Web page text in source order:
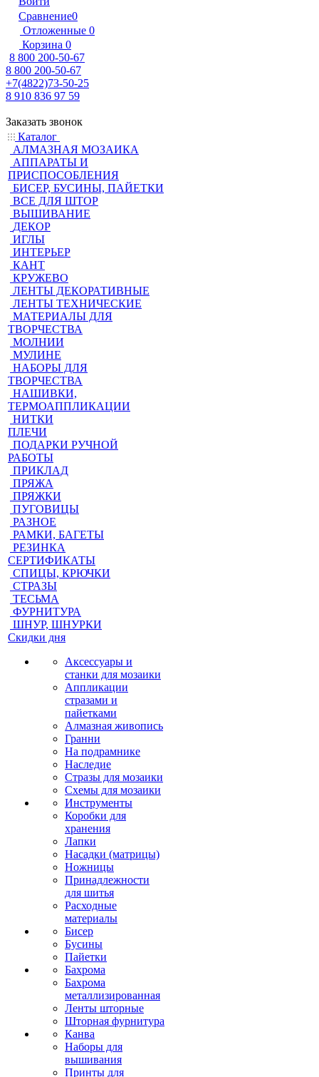
Сравнение0
Отложенные 0
Корзина 0
8 800 200-50-67
8 800 200-50-67
+7(4822)73-50-25
8 910 836 97 59
Заказать звонок
Каталог
АЛМАЗНАЯ МОЗАИКА
АППАРАТЫ И
ПРИСПОСОБЛЕНИЯ
БИСЕР, БУСИНЫ, ПАЙЕТКИ
ВСЕ ДЛЯ ШТОР
ВЫШИВАНИЕ
ДЕКОР
ИГЛЫ
ИНТЕРЬЕР
КАНТ
КРУЖЕВО
ЛЕНТЫ ДЕКОРАТИВНЫЕ
ЛЕНТЫ ТЕХНИЧЕСКИЕ
МАТЕРИАЛЫ ДЛЯ
ТВОРЧЕСТВА
МОЛНИИ
МУЛИНЕ
НАБОРЫ ДЛЯ
ТВОРЧЕСТВА
НАШИВКИ,
ТЕРМОАППЛИКАЦИИ
НИТКИ
ПЛЕЧИ
ПОДАРКИ РУЧНОЙ
РАБОТЫ
ПРИКЛАД
ПРЯЖА
ПРЯЖКИ
ПУГОВИЦЫ
РАЗНОЕ
РАМКИ, БАГЕТЫ
РЕЗИНКА
СЕРТИФИКАТЫ
СПИЦЫ, КРЮЧКИ
СТРАЗЫ
ТЕСЬМА
ФУРНИТУРА
ШНУР, ШНУРКИ
Скидки дня
Аксессуары и
станки для мозаики
Аппликации
стразами и
пайетками
Алмазная живопись
Гранни
На подрамнике
Наследие
Стразы для мозаики
Схемы для мозаики
Инструменты
Коробки для
хранения
Лапки
Насадки (матрицы)
Ножницы
Принадлежности
для шитья
Расходные
материалы
Бисер
Бусины
Пайетки
Бахрома
Бахрома
металлизированная
Ленты шторные
Шторная фурнитура
Канва
Наборы для
вышивания
Принты для